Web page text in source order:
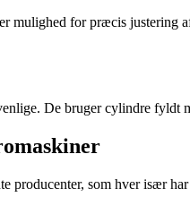
mulighed for præcis justering
De bruger cylindre
producenter, som hver især